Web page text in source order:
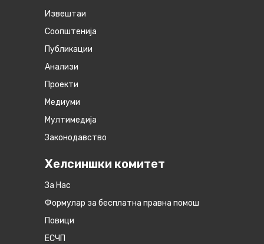
Извештаи
Соопштенија
Публикации
Анализи
Проекти
Медиуми
Мултимедија
Законодавство
Хелсиншки комитет
За Нас
Формулар за бесплатна правна помош
Повици
ЕСЧП